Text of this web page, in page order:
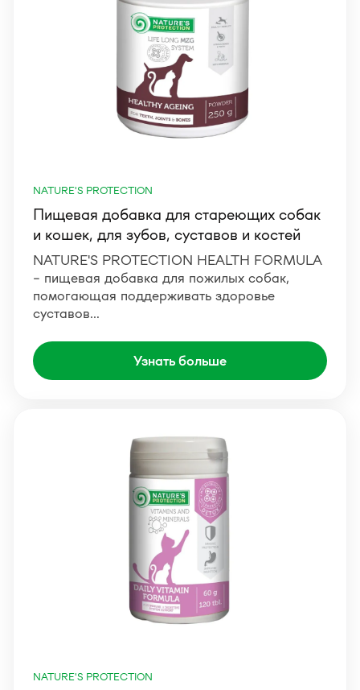
NATURE'S PROTECTION
Пищевая добавка для стареющих собак
и кошек, для зубов, суставов и костей
NATURE'S PROTECTION HEALTH FORMULA
– пищевая добавка для пожилых собак,
помогающая поддерживать здоровье
суставов…
Узнать больше
NATURE'S PROTECTION